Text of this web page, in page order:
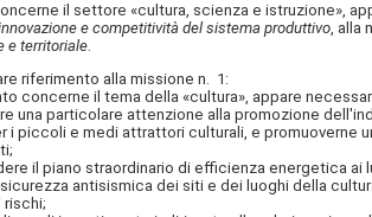
il settore «cultura, scienza e istruzione»,
e competitività del sistema produttivo, alla
e territoriale.
riferimento alla missione n. 1:
il tema della «cultura», appare
una particolare attenzione alla promozione
i piccoli e medi attrattori culturali, e promuoverne
il piano straordinario di efficienza energetica
antisismica dei siti e dei luoghi della
rischi;